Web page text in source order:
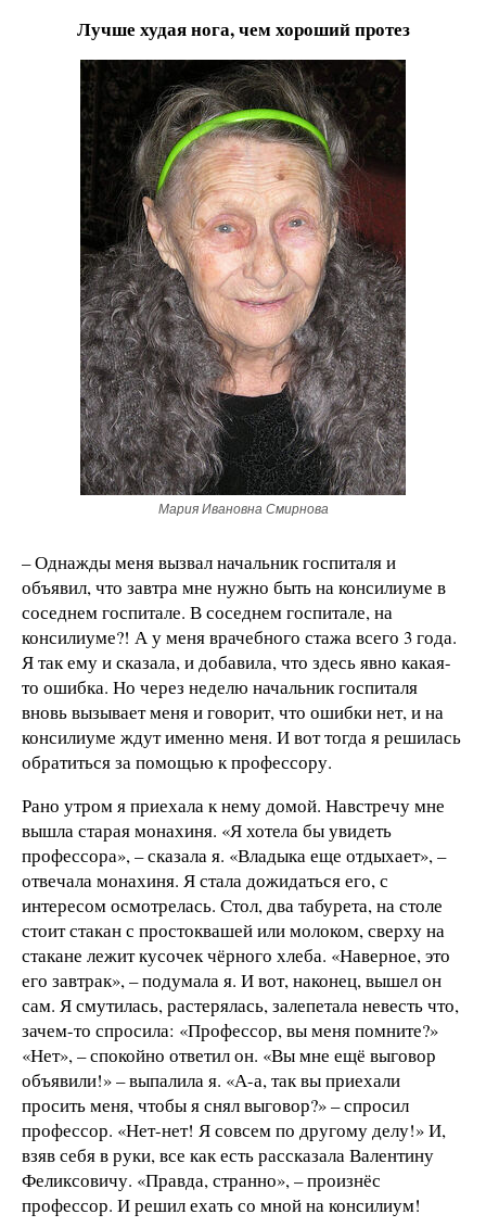
Лучше худая нога, чем хороший протез
Мария Ивановна Смирнова
– Однажды меня вызвал начальник госпиталя и
объявил, что завтра мне нужно быть на консилиуме в
соседнем госпитале. В соседнем госпитале, на
консилиуме?! А у меня врачебного стажа всего 3 года.
Я так ему и сказала, и добавила, что здесь явно какая-
то ошибка. Но через неделю начальник госпиталя
вновь вызывает меня и говорит, что ошибки нет, и на
консилиуме ждут именно меня. И вот тогда я решилась
обратиться за помощью к профессору.
Рано утром я приехала к нему домой. Навстречу мне
вышла старая монахиня. «Я хотела бы увидеть
профессора», – сказала я. «Владыка еще отдыхает», –
отвечала монахиня. Я стала дожидаться его, с
интересом осмотрелась. Стол, два табурета, на столе
стоит стакан с простоквашей или молоком, сверху на
стакане лежит кусочек чёрного хлеба. «Наверное, это
его завтрак», – подумала я. И вот, наконец, вышел он
сам. Я смутилась, растерялась, залепетала невесть что,
зачем-то спросила: «Профессор, вы меня помните?»
«Нет», – спокойно ответил он. «Вы мне ещё выговор
объявили!» – выпалила я. «А-а, так вы приехали
просить меня, чтобы я снял выговор?» – спросил
профессор. «Нет-нет! Я совсем по другому делу!» И,
взяв себя в руки, все как есть рассказала Валентину
Феликсовичу. «Правда, странно», – произнёс
профессор. И решил ехать со мной на консилиум!